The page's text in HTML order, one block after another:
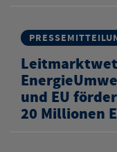
und EU
20 Millionen